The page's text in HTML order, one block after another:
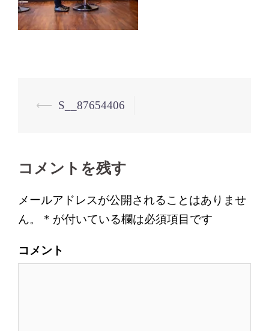
投
ビ
ゲ
ー
シ
ン
⟵ S__87654406
コメントを残す
メールアドレスが公開されることはありませ
ん。
* が付いている欄は必須項目です
コメント